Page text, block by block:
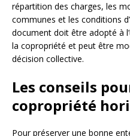
répartition des charges, les
communes et les conditions
document doit être adopté à
la copropriété et peut être
décision collective.
Les conseils
copropriété
Pour préserver une bonne